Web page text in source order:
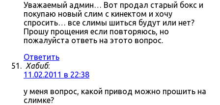
Уважаемый админ… Вот продал старый бокс и
покупаю новый слим с кинектом и хочу
спросить… все слимы шиться будут или нет?
Прошу прощения если повторяюсь, но
пожалуйста ответь на этото вопрос.
Ответить
Хабиб:
11.02.2011 в 22:38
у меня вопрос, какой привод можно прошить на
слимке?